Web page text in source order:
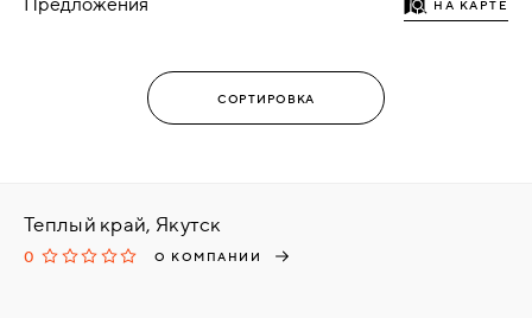
НА КАРТЕ
Теплый край, Якутск
0 О КОМПАНИИ